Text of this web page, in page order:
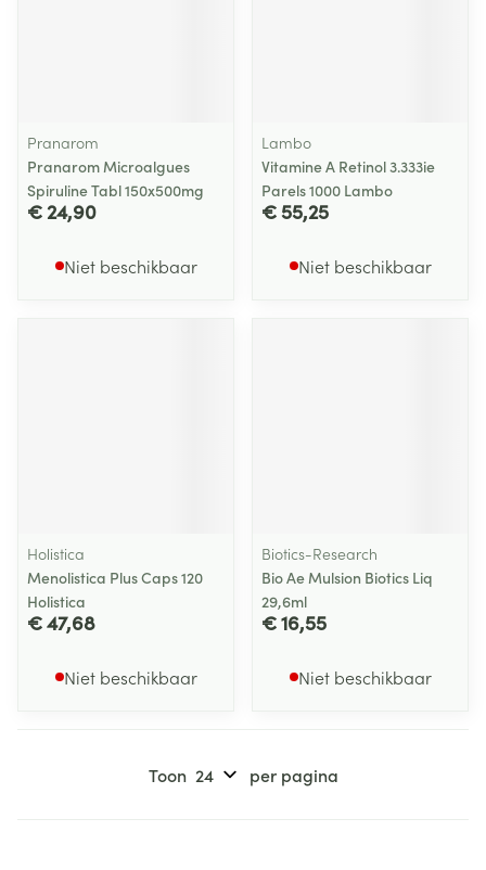
Pranarom
Pranarom Microalgues
Spiruline Tabl 150x500mg
€ 24,90
Niet beschikbaar
Lambo
Vitamine A Retinol 3.333ie
Parels 1000 Lambo
€ 55,25
Niet beschikbaar
Holistica
Menolistica Plus Caps 120
Holistica
€ 47,68
Niet beschikbaar
Biotics-Research
Bio Ae Mulsion Biotics Liq
29,6ml
€ 16,55
Niet beschikbaar
Toon per pagina